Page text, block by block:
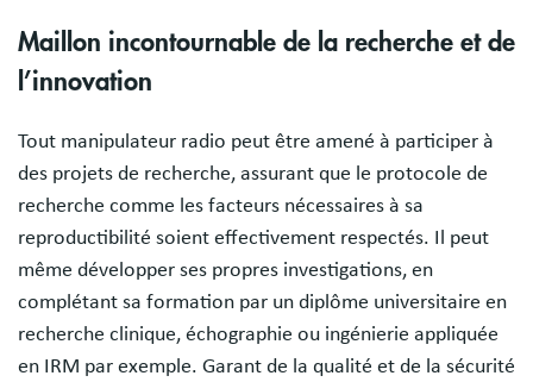
Maillon incontournable de la recherche et de
l’innovation
Tout manipulateur radio peut être amené à participer à
des projets de recherche, assurant que le protocole de
recherche comme les facteurs nécessaires à sa
reproductibilité soient effectivement respectés. Il peut
même développer ses propres investigations, en
complétant sa formation par un diplôme universitaire en
recherche clinique, échographie ou ingénierie appliquée
en IRM par exemple. Garant de la qualité et de la sécurité